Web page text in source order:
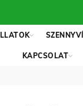
KAPCSOLAT